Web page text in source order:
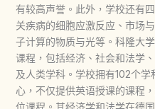
有较高声誉。此外，学校还有
关疾病的细胞应激反应、市场
子计算的物质与光等。科隆大
课程，包括经济、社会和法学
及人类学科。学校拥有102个
心，不仅提供英语授课的课程